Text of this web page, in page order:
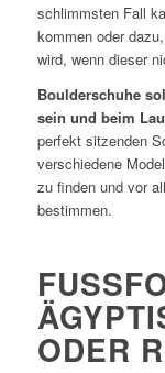
schlimmsten Fall
kommen oder
wird, wenn dieser
Boulderschuhe
sein und beim
perfekt sitzenden
verschiedene
zu finden und vor
bestimmen.
DER